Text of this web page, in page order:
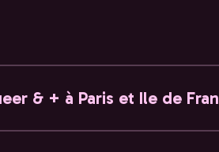
& + à Paris et Ile de